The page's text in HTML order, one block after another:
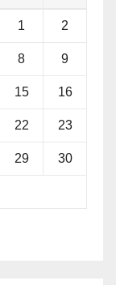
1 2
8 9
15 16
22 23
29 30